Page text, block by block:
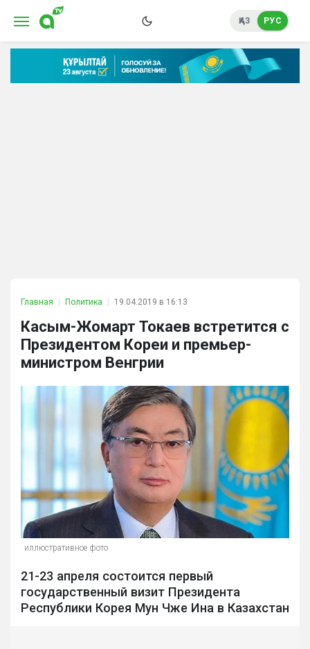
ҚАЗ РУС
Главная Политика 19.04.2019 в 16:13
Касым-Жомарт Токаев встретится с
Президентом Кореи и премьер-
министром Венгрии
иллюстративное фото
21-23 апреля состоится первый
государственный визит Президента
Республики Корея Мун Чже Ина в Казахстан